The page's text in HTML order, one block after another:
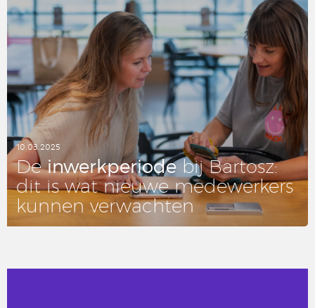
10.03.2025
Dein­werk­pe­ri­o­debij Bartosz:
dit is wat nieuwe me­de­wer­kers
kunnen ver­wach­ten